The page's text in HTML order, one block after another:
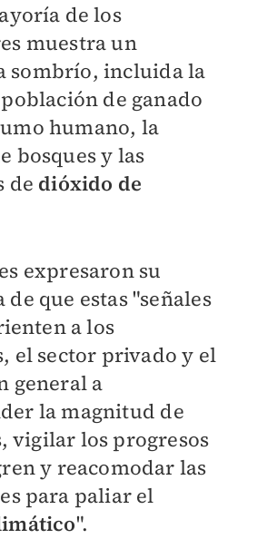
de los
muestra un
sombrío, incluida la
de ganado
humano, la
bosques y las
de dióxido de
expresaron su
de que estas "señales
a los
el sector privado y el
general a
la magnitud de
vigilar los progresos
y reacomodar las
para paliar el
".